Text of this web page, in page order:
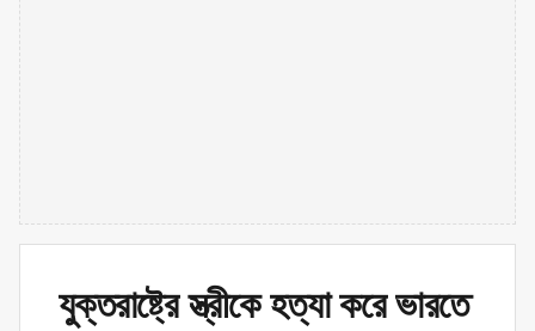
যুক্তরাষ্ট্রে স্ত্রীকে হত্যা করে ভারতে